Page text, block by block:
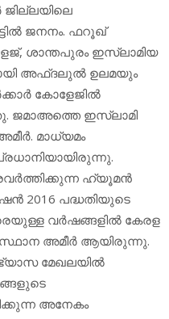
ജനനം. ഫറൂഖ്
ശാന്തപുരം ഇസ്‌ലാമിയ
അഫ്ദലുല്‍ ഉലമയും
കോളേജില്‍
ജമാഅത്തെ ഇസ്‌ലാമി
മാധ്യമം
ഹ്യൂമന്‍
2016 പദ്ധതിയുടെ
വര്‍ഷങ്ങളില്‍ കേരള
അമീര്‍ ആയിരുന്നു.
മേഖലയില്‍
അനേകം